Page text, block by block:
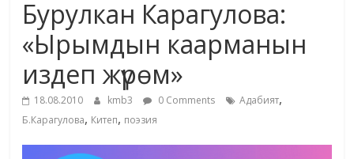
Бурулкан Карагулова:
«Ырымдын каарманын
издеп жүрөм»
18.08.2010 kmb3 0 Comments Адабият,
Б.Карагулова, Китеп, поэзия